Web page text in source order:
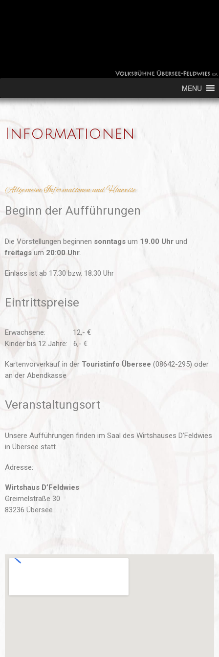
MENU
Informationen
Allgemeine Informationen und Hinweise
Beginn der Aufführungen
Die Vorstellungen beginnen sonntags um 19.00 Uhr und
freitags um 20:00 Uhr.
Einlass ist ab 17:30 bzw. 18:30 Uhr
Eintrittspreise
Erwachsene: 12,- €
Kinder bis 12 Jahre: 6,- €
Kartenvorverkauf in der Touristinfo Übersee (08642-295) oder
an der Abendkasse
Veranstaltungsort
Unsere Aufführungen finden im Saal des Wirtshauses D’Feldwies
in Übersee statt.
Adresse:
Wirtshaus D’Feldwies
Greimelstraße 30
83236 Übersee